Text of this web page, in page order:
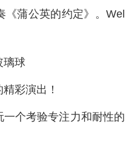
《蒲公英的约定》。Wel
璃球
彩演出！
个考验专注力和耐性的